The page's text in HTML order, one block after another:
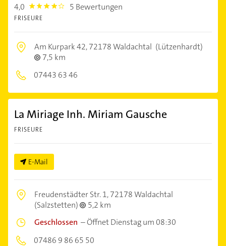
4,0 4.0 5 Bewertungen
FRISEURE
Am Kurpark 42,72178 Waldachtal (Lützenhardt)
7,5 km
07443 63 46
La Miriage Inh. Miriam Gausche
FRISEURE
E-Mail
Freudenstädter Str. 1,72178 Waldachtal
(Salzstetten)
5,2 km
Geschlossen –Öffnet Dienstag um 08:30
07486 9 86 65 50